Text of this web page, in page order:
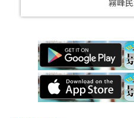
霧峰